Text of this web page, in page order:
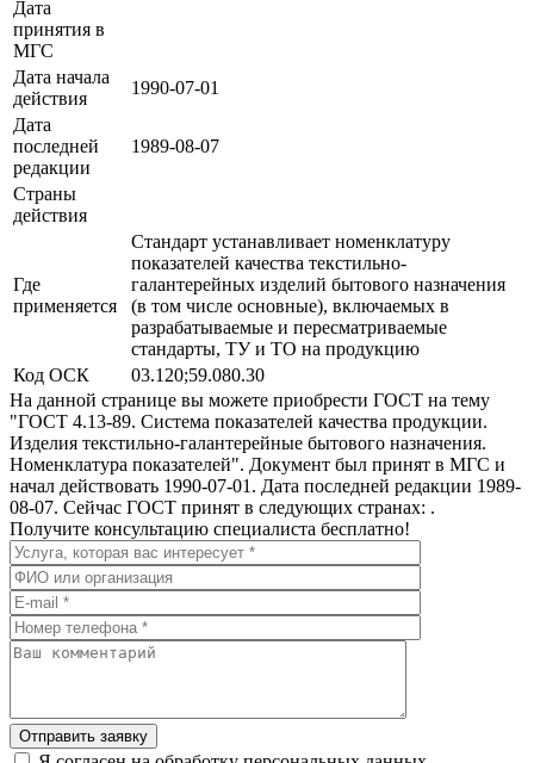
Дата
принятия в
МГС
Дата начала
действия
1990-07-01
Дата
последней
редакции
1989-08-07
Страны
действия
Где
применяется
Стандарт устанавливает номенклатуру
показателей качества текстильно-
галантерейных изделий бытового назначения
(в том числе основные), включаемых в
разрабатываемые и пересматриваемые
стандарты, ТУ и ТО на продукцию
Код ОСК
03.120;59.080.30
На данной странице вы можете приобрести ГОСТ на тему
"ГОСТ 4.13-89. Система показателей качества продукции.
Изделия текстильно-галантерейные бытового назначения.
Номенклатура показателей". Документ был принят в МГС и
начал действовать 1990-07-01. Дата последней редакции 1989-
08-07. Сейчас ГОСТ принят в следующих странах: .
Получите консультацию специалиста бесплатно!
Отправить заявку